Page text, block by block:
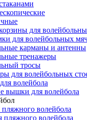
для
для волейбольных
карманы и антенны
тренажеры
тросы
для волейбольных
волейбола
вышки для волейбола
волейбола
пляжного волейбола